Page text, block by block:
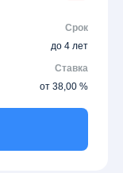
Срок
до 4 лет
Ставка
от 38,00 %